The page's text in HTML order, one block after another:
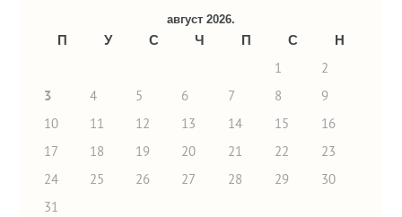
август 2026.
П У С Ч П С
Н
1
2
3
4 5 6 7 8
9
10
11 12 13 14 15
16
17
18 19 20 21 22
23
24
25 26 27 28 29
30
31